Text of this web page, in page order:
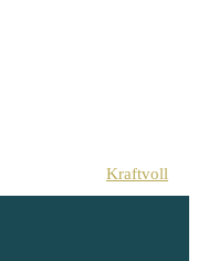
Kraftvoll